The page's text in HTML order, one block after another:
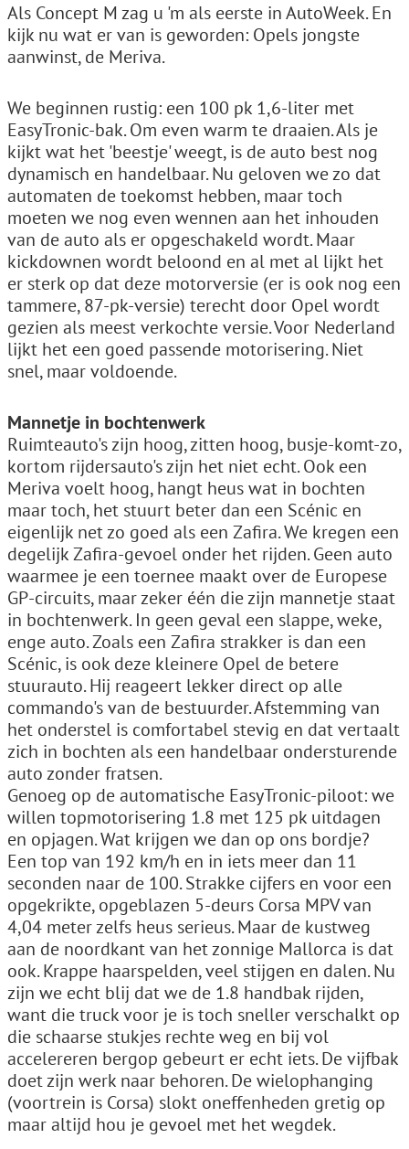
Als Concept M zag u 'm als eerste in AutoWeek. En
kijk nu wat er van is geworden: Opels jongste
aanwinst, de Meriva.
We beginnen rustig: een 100 pk 1,6-liter met
EasyTronic-bak. Om even warm te draaien. Als je
kijkt wat het 'beestje' weegt, is de auto best nog
dynamisch en handelbaar. Nu geloven we zo dat
automaten de toekomst hebben, maar toch
moeten we nog even wennen aan het inhouden
van de auto als er opgeschakeld wordt. Maar
kickdownen wordt beloond en al met al lijkt het
er sterk op dat deze motorversie (er is ook nog een
tammere, 87-pk-versie) terecht door Opel wordt
gezien als meest verkochte versie. Voor Nederland
lijkt het een goed passende motorisering. Niet
snel, maar voldoende.
Mannetje in bochtenwerk
Ruimteauto's zijn hoog, zitten hoog, busje-komt-zo,
kortom rijdersauto's zijn het niet echt. Ook een
Meriva voelt hoog, hangt heus wat in bochten
maar toch, het stuurt beter dan een Scénic en
eigenlijk net zo goed als een Zafira. We kregen een
degelijk Zafira-gevoel onder het rijden. Geen auto
waarmee je een toernee maakt over de Europese
GP-circuits, maar zeker één die zijn mannetje staat
in bochtenwerk. In geen geval een slappe, weke,
enge auto. Zoals een Zafira strakker is dan een
Scénic, is ook deze kleinere Opel de betere
stuurauto. Hij reageert lekker direct op alle
commando's van de bestuurder. Afstemming van
het onderstel is comfortabel stevig en dat vertaalt
zich in bochten als een handelbaar ondersturende
auto zonder fratsen.
Genoeg op de automatische EasyTronic-piloot: we
willen topmotorisering 1.8 met 125 pk uitdagen
en opjagen. Wat krijgen we dan op ons bordje?
Een top van 192 km/h en in iets meer dan 11
seconden naar de 100. Strakke cijfers en voor een
opgekrikte, opgeblazen 5-deurs Corsa MPV van
4,04 meter zelfs heus serieus. Maar de kustweg
aan de noordkant van het zonnige Mallorca is dat
ook. Krappe haarspelden, veel stijgen en dalen. Nu
zijn we echt blij dat we de 1.8 handbak rijden,
want die truck voor je is toch sneller verschalkt op
die schaarse stukjes rechte weg en bij vol
accelereren bergop gebeurt er echt iets. De vijfbak
doet zijn werk naar behoren. De wielophanging
(voortrein is Corsa) slokt oneffenheden gretig op
maar altijd hou je gevoel met het wegdek.